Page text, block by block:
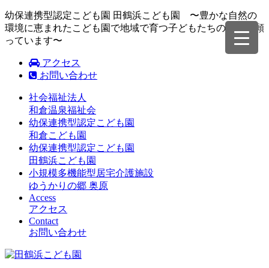
幼保連携型認定こども園 田鶴浜こども園 〜豊かな自然の
環境に恵まれたこども園で地域で育つ子どもたちの成長を願
っています〜
アクセス
お問い合わせ
社会福祉法人
和倉温泉福祉会
幼保連携型認定こども園
和倉こども園
幼保連携型認定こども園
田鶴浜こども園
小規模多機能型居宅介護施設
ゆうかりの郷 奥原
Access
アクセス
Contact
お問い合わせ